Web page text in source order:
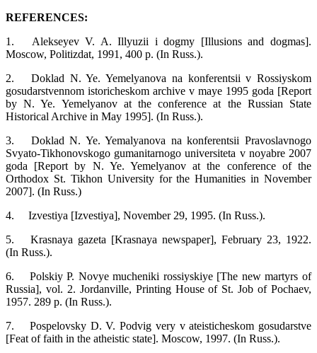
REFERENCES:
1.
Alekseyev V. A. Illyuzii i dogmy [Illusions and dogmas].
Moscow, Politizdat, 1991, 400 p. (In Russ.).
2.
Doklad N. Ye. Yemelyanova na konferentsii v Rossiyskom
gosudarstvennom istoricheskom archive v maye 1995 goda [Report
by N. Ye. Yemelyanov at the conference at the Russian State
Historical Archive in May 1995]. (In Russ.).
3.
Doklad N. Ye. Yemalyanova na konferentsii Pravoslavnogo
Svyato-Tikhonovskogo gumanitarnogo universiteta v noyabre 2007
goda [Report by N. Ye. Yemelyanov at the conference of the
Orthodox St. Tikhon University for the Humanities in November
2007]. (In Russ.)
4.
Izvestiya [Izvestiya], November 29, 1995. (In Russ.).
5.
Krasnaya gazeta [Krasnaya newspaper], February 23, 1922.
(In Russ.).
6.
Polskiy P. Novye mucheniki rossiyskiye [The new martyrs of
Russia], vol. 2. Jordanville, Printing House of St. Job of Pochaev,
1957. 289 p. (In Russ.).
7.
Pospelovsky D. V. Podvig very v ateisticheskom gosudarstve
[Feat of faith in the atheistic state]. Moscow, 1997. (In Russ.).